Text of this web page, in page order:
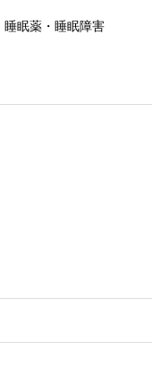
睡眠薬・睡眠障害